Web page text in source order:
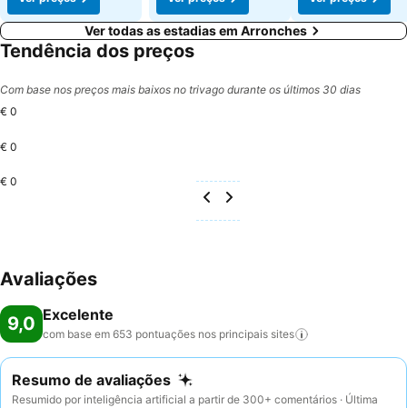
Ver todas as estadias em Arronches
Tendência dos preços
Com base nos preços mais baixos no trivago durante os últimos 30 dias
€ 0
€ 0
€ 0
Avaliações
9,0 Excelente
com base em 653 pontuações nos principais sites
Resumo de avaliações
Resumido por inteligência artificial a partir de 300+ comentários · Última